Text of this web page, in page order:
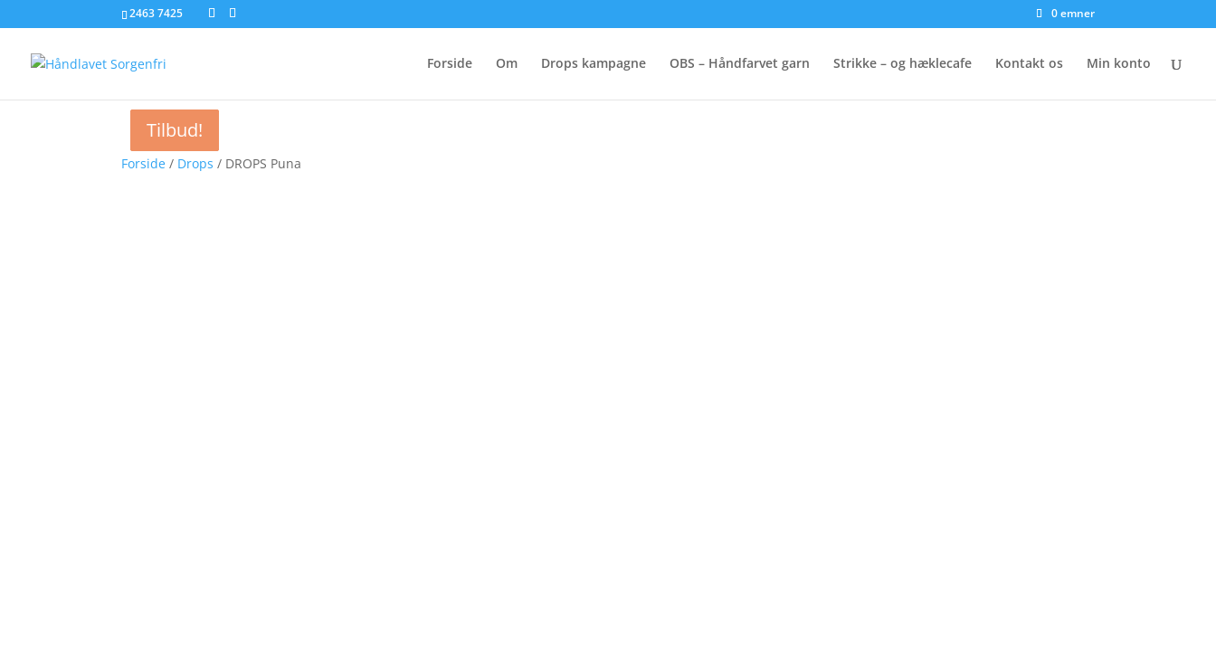
2463 7425 0 emner
Forside Om Drops kampagne OBS – Håndfarvet garn Strikke – og hæklecafe Kontakt os Min konto
Forside / Drops / DROPS Puna
Tilbud!
Tilbud!
Tilbud!